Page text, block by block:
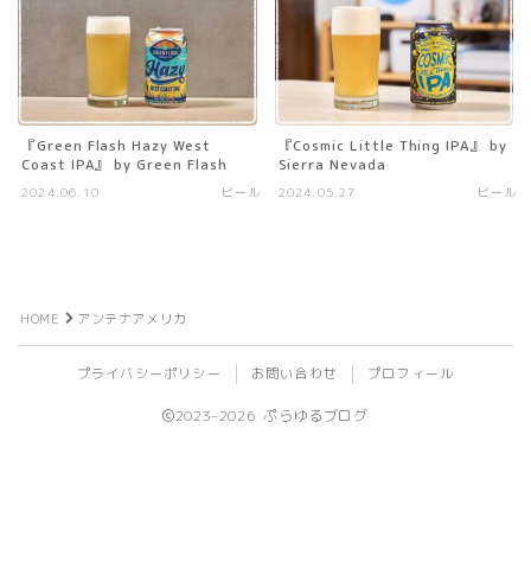
場所
モノ
ビール
ライフログ
ライブ
イベント
『Green Flash Hazy West
Coast IPA』 by Green Flash
2024.06.10 ビール
『Cosmic Little Thing IPA』 by
Sierra Nevada
2024.05.27 ビール
HOME アンテナアメリカ
プライバシーポリシー お問い合わせ プロフィール
2023–2026 ぷらゆるブログ